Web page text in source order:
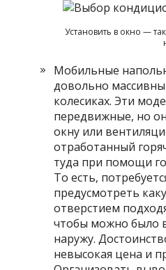
Установить в окно —
Мобильные
довольно
колесиках. Эти
передвижные, но
окну или
отработанный
туда при помощи
То есть,
предусмотреть
отверстием
чтобы можно было
наружу.
невысокая цена и